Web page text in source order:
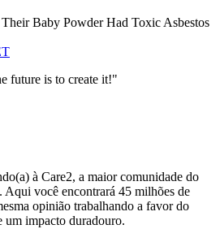
Baby Powder Had Toxic Asbestos
future is to create it!"
à Care2, a maior comunidade do
Aqui você encontrará 45 milhões de
opinião trabalhando a favor do
um impacto duradouro.